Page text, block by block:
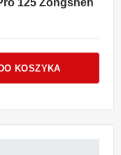
125 Zongshen
KOSZYKA